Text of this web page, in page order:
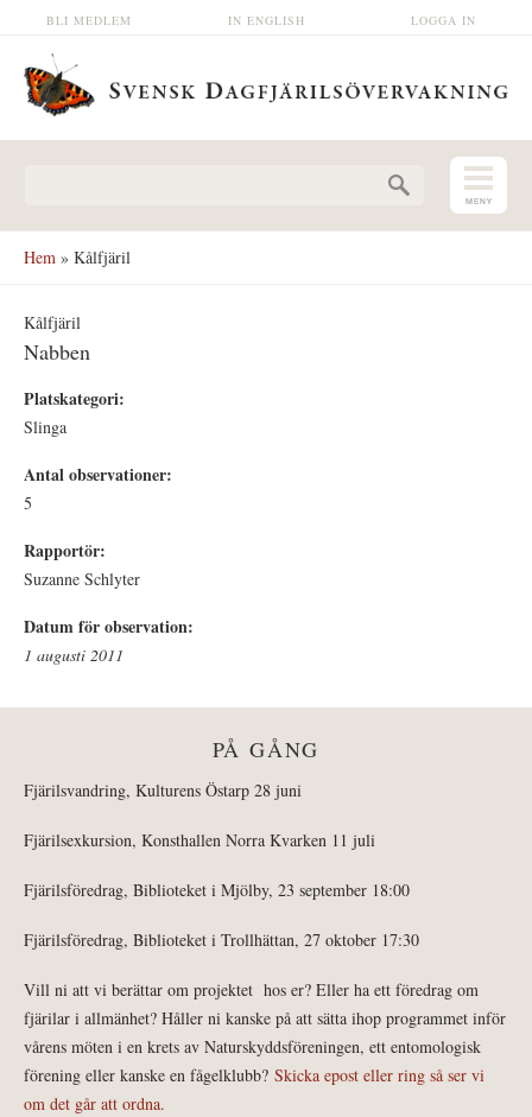
Hoppa till huvudinnehåll LOGGA IN
IN ENGLISH
BLI MEDLEM
Hem » Kålfjäril
Kålfjäril
Nabben
Platskategori:
Slinga
Antal observationer:
5
Rapportör:
Suzanne Schlyter
Datum för observation:
1 augusti 2011
PÅ GÅNG
Fjärilsvandring, Kulturens Östarp 28 juni
Fjärilsexkursion, Konsthallen Norra Kvarken 11 juli
Fjärilsföredrag, Biblioteket i Mjölby, 23 september 18:00
Fjärilsföredrag, Biblioteket i Trollhättan, 27 oktober 17:30
Vill ni att vi berättar om projektet hos er? Eller ha ett föredrag om
fjärilar i allmänhet? Håller ni kanske på att sätta ihop programmet inför
vårens möten i en krets av Naturskyddsföreningen, ett entomologisk
förening eller kanske en fågelklubb? Skicka epost eller ring så ser vi
om det går att ordna.